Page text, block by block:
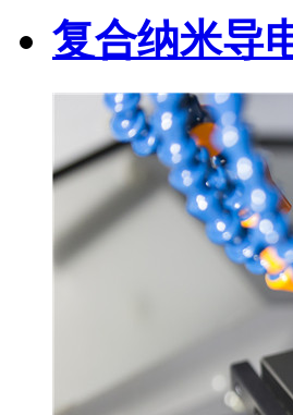
复合纳米导